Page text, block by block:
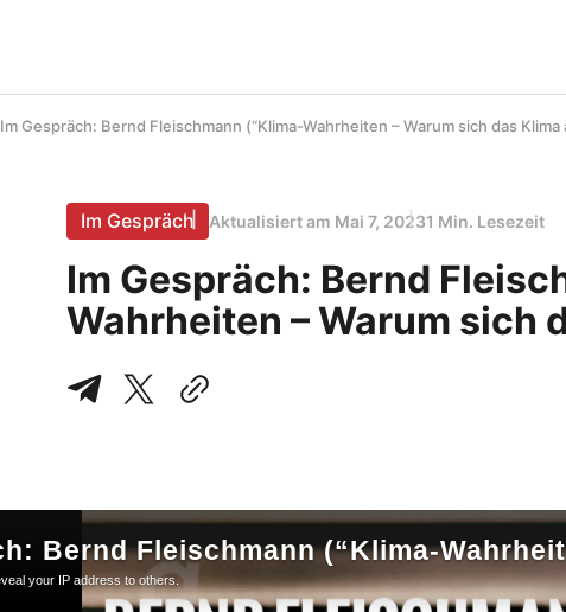
Im Gespräch: Bernd Fleischmann (“Klima-Wahrheiten – Warum sich das Klima
Im Gespräch Aktualisiert am Mai 7, 20231 Min. Lesezeit
Im Gespräch: Bernd
Wahrheiten – Warum sich